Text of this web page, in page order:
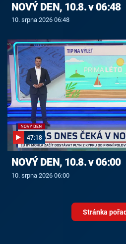
NOVÝ DEN, 10.8. v 06:48
10. srpna 2026 06:48
47:18
NOVÝ DEN, 10.8. v 06:00
10. srpna 2026 06:00
Stránka